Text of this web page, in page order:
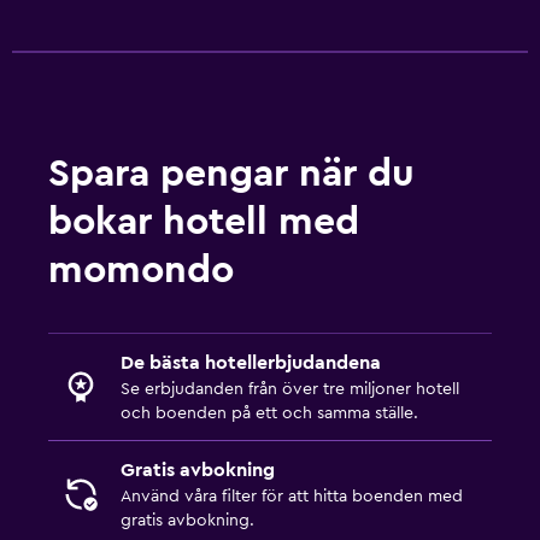
Snowboard
Tjänster och bekvämligheter
Rumservice
Uthyrning av skidutrustning (på plats)
Reception dygnet runt
Gratis parkering
Privat parkering
Spara pengar när du
bokar hotell med
momondo
De bästa hotellerbjudandena
Se erbjudanden från över tre miljoner hotell
och boenden på ett och samma ställe.
Gratis avbokning
Använd våra filter för att hitta boenden med
gratis avbokning.